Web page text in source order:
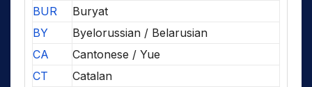
BUR
Buryat
BY
Byelorussian / Belarusian
CA
Cantonese / Yue
CT
Catalan